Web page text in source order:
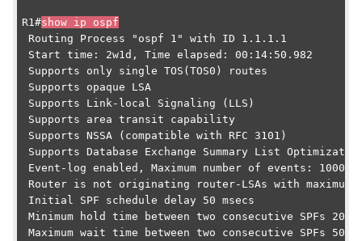
R1#show ip ospf
Routing Process "ospf 1" with ID 1.1.1.1
Start time: 2w1d, Time elapsed: 00:14:50.982
Supports only single TOS(TOS0) routes
Supports opaque LSA
Supports Link-local Signaling (LLS)
Supports area transit capability
Supports NSSA (compatible with RFC 3101)
Supports Database Exchange Summary List
Event-log enabled, Maximum number of events: 1000,
Router is not originating router-LSAs with maximum
Initial SPF schedule delay 50 msecs
Minimum hold time between two consecutive SPFs 200
Maximum wait time between two consecutive SPFs 5000